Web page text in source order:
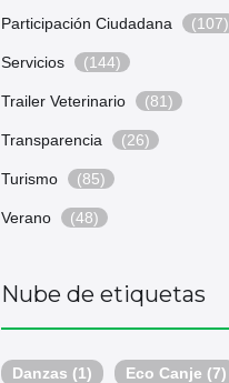
Participación Ciudadana (107)
Servicios (144)
Trailer Veterinario (81)
Transparencia (26)
Turismo (85)
Verano (48)
Nube de etiquetas
Danzas (1) Eco Canje (7)